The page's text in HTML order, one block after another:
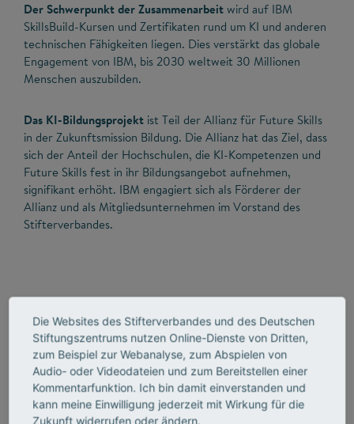
Der Schwerpunkt der Zusammenarbeitwird auf IBM
SkillsBuild-Kursen und Zertifikaten rund um KI und anderen
technischen Fähigkeiten liegen. Dies verstärkt das globale
Engagement von IBM, bis 2030 weltweit 30 Millionen
Menschen auszubilden.
Das KI-Bildungsprojekt ist Teil der Allianz für Future Skills
in der Zukunftsmission Bildung. Die Allianz hat das Ziel, dass
sich der Anteil der Hochschulen, die KI-Kompetenzen und
Future Skills fest in ihr Bildungsangebot aufnehmen,
signifikant erhöht. IBM engagiert sich als Förderer der
Allianz und als Mitgliedsunternehmen im Vorstand des
Stifterverbandes.
Mehr Info
KI-Campus-Kurs "IBM-Grundlagen der Künstlichen
Intelligenz"
KI-Campus-Kurs "Maschinelles Lernen und Deep Learning
mitIBM"
Die Websites des Stifterverbandes und des Deutschen
Stiftungszentrums nutzen Online-Dienste von Dritten,
zum Beispiel zur Webanalyse, zum Abspielen von
Audio- oder Videodateien und zum Bereitstellen einer
Kommentarfunktion. Ich bin damit einverstanden und
kann meine Einwilligung jederzeit mit Wirkung für die
Zukunft widerrufen oder ändern.